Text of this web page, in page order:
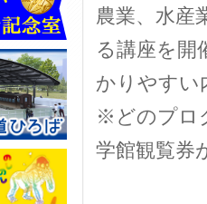
農業、水産
る講座を開
かりやすい
※どのプロ
学館観覧券